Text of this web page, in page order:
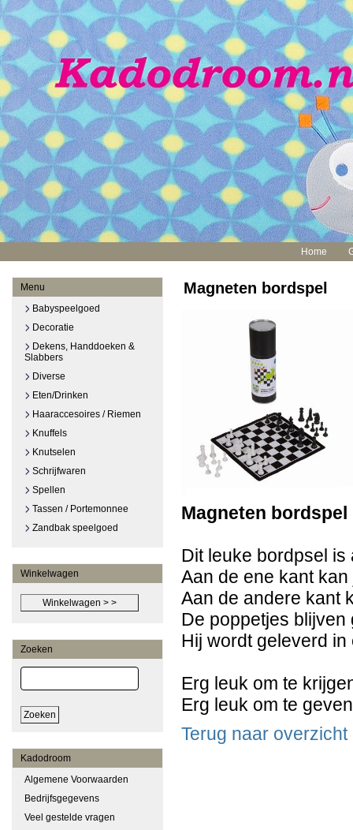
Home
Menu
Babyspeelgoed
Decoratie
Dekens, Handdoeken &
Slabbers
Diverse
Eten/Drinken
Haaraccesoires / Riemen
Knuffels
Knutselen
Schrijfwaren
Spellen
Tassen / Portemonnee
Zandbak speelgoed
Winkelwagen
Zoeken
Kadodroom
Algemene Voorwaarden
Bedrijfsgegevens
Veel gestelde vragen
Magneten bordspel
Magneten bordspel
Dit leuke bordpsel
Aan de ene kant
Aan de andere kant
De poppetjes
Hij wordt geleverd
Erg leuk om te
Erg leuk om te
Terug naar overzicht